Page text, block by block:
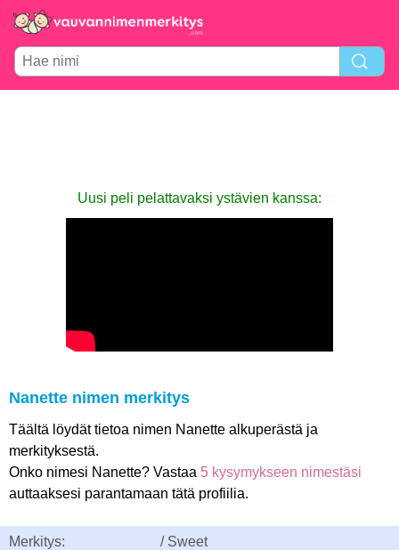
Uusi peli pelattavaksi ystävien kanssa:
Nanette nimen merkitys
Täältä löydät tietoa nimen Nanette alkuperästä ja
merkityksestä.
Onko nimesi Nanette? Vastaa 5 kysymykseen nimestäsi
auttaaksesi parantamaan tätä profiilia.
Merkitys: / Sweet